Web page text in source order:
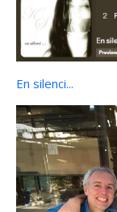
En silenci...